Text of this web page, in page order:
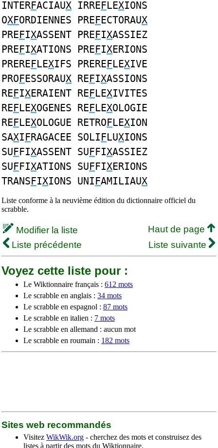
INTERFACIAUX IRREFLEXIONS
OXFORDIENNES PREFECTORAUX
PREFIXASSENT PREFIXASSIEZ
PREFIXATIONS PREFIXERIONS
PREREFLEXIFS PREREFLEXIVE
PROFESSORAUX REFIXASSIONS
REFIXERAIENT REFLEXIVITES
REFLEXOGENES REFLEXOLOGIE
REFLEXOLOGUE RETROFLEXION
SAXIFRAGACEE SOLIFLUXIONS
SUFFIXASSENT SUFFIXASSIEZ
SUFFIXATIONS SUFFIXERIONS
TRANSFIXIONS UNIFAMILIAUX
Liste conforme à la neuvième édition du dictionnaire officiel du
scrabble.
Modifier la liste
Haut de page
Liste précédente
Liste suivante
Voyez cette liste pour :
Le Wiktionnaire français : 612 mots
Le scrabble en anglais : 34 mots
Le scrabble en espagnol : 87 mots
Le scrabble en italien : 7 mots
Le scrabble en allemand : aucun mot
Le scrabble en roumain : 182 mots
Sites web recommandés
Visitez WikWik.org - cherchez des mots et construisez des
listes à partir des mots du Wiktionnaire.